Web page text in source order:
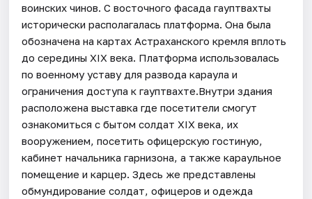
воинских чинов. С восточного фасада гауптвахты
исторически располагалась платформа. Она была
обозначена на картах Астраханского кремля вплоть
до середины XIX века. Платформа использовалась
по военному уставу для развода караула и
ограничения доступа к гауптвахте.Внутри здания
расположена выставка где посетители смогут
ознакомиться с бытом солдат XIX века, их
вооружением, посетить офицерскую гостиную,
кабинет начальника гарнизона, а также караульное
помещение и карцер. Здесь же представлены
обмундирование солдат, офицеров и одежда